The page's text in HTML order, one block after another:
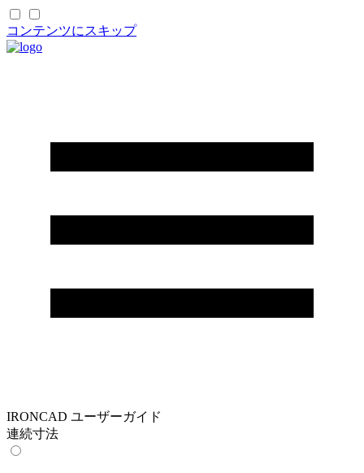
コンテンツにスキップ
IRONCAD ユーザーガイド
連続寸法